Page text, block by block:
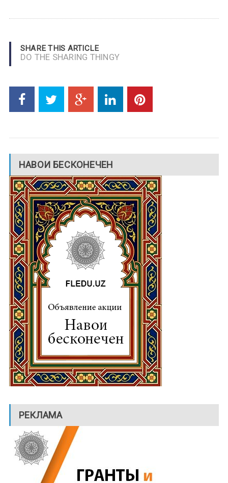
SHARE THIS ARTICLE
DO THE SHARING THINGY
НАВОИ БЕСКОНЕЧЕН
РЕКЛАМА